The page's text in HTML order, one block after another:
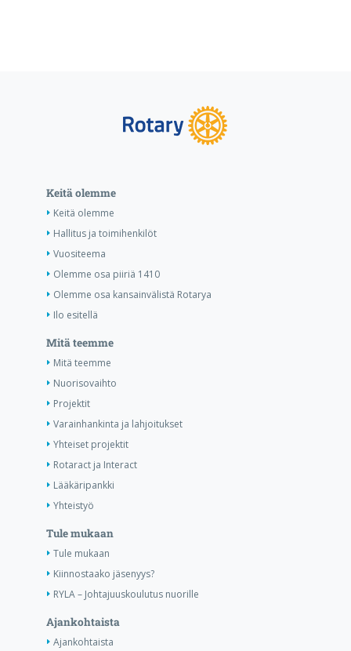
Keitä olemme
Keitä olemme
Hallitus ja toimihenkilöt
Vuositeema
Olemme osa piiriä 1410
Olemme osa kansainvälistä Rotarya
Ilo esitellä
Mitä teemme
Mitä teemme
Nuorisovaihto
Projektit
Varainhankinta ja lahjoitukset
Yhteiset projektit
Rotaract ja Interact
Lääkäripankki
Yhteistyö
Tule mukaan
Tule mukaan
Kiinnostaako jäsenyys?
RYLA – Johtajuuskoulutus nuorille
Ajankohtaista
Ajankohtaista